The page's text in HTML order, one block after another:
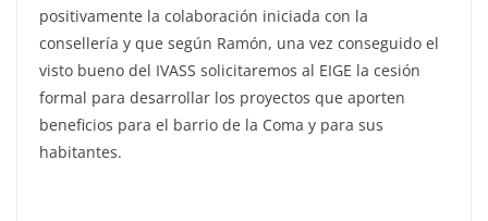
positivamente la colaboración iniciada con la
consellería y que según Ramón, una vez conseguido el
visto bueno del IVASS solicitaremos al EIGE la cesión
formal para desarrollar los proyectos que aporten
beneficios para el barrio de la Coma y para sus
habitantes.